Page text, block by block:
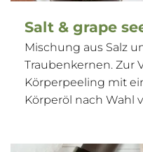
Salt & grape
Mischung aus Salz
Traubenkernen. Zur
Körperpeeling mit
Körperöl nach Wahl